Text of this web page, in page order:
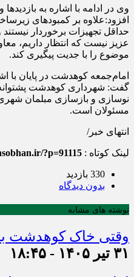
وی در ادامه با اشاره به
افزود:علاوه بر کمبودهای
حداقل تجهیزات برخوردار
عزیز نیست که انتظار داریم،
موضوع را با جدیت پیگیری کند.
امام‌جمعه کوهدشت در پایان
گفت: شهرداری کوهدشت پشتوانه
نوسازی و بازسازی مبلمان شهری
مسئولان است.
انتهای خبر/
لینک کوتاه : ?p=91115
330 بازدید
بدون دیدگاه
نوشته های مشابه
وقتی خاک کوهدشت
۳۱ تیر ۱۴۰۵ - ۱۸:۴۵